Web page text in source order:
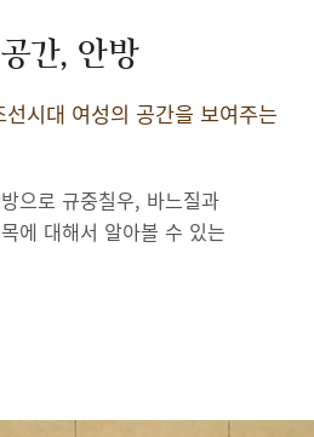
간, 안방
시대 여성의 공간을 보여주는
으로 규중칠우, 바느질과
에 대해서 알아볼 수 있는